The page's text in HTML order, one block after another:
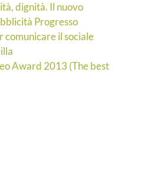
dignità. Il nuovo
Progresso
comunicare il sociale
Award 2013 (The best